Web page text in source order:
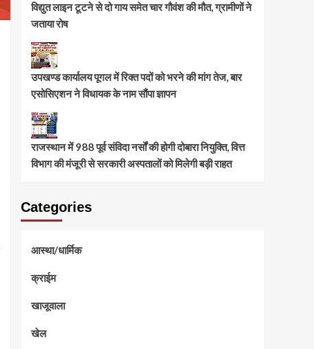
विद्युत लाइन टूटने से दो गाय समेत चार गौवंश की मौत, ग्रामीणों ने
जताया रोष
उपखण्ड कार्यालय पूगल में रिक्त पदों को भरने की मांग तेज, बार
एसोसिएशन ने विधायक के नाम सौंपा ज्ञापन
राजस्थान में 988 पूर्व संविदा नर्सों की होगी दोबारा नियुक्ति, वित्त
विभाग की मंजूरी से सरकारी अस्पतालों को मिलेगी बड़ी राहत
Categories
आस्था/धार्मिक
क्राईम
खाजूवाला
खेल